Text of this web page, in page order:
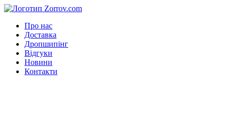
Про нас
Доставка
Дропшипінг
Відгуки
Новини
Контакти